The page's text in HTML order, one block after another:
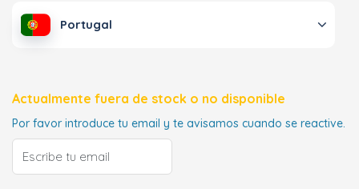
Portugal
Actualmente fuera de stock o no disponible
Por favor introduce tu email y te avisamos cuando se reactive.